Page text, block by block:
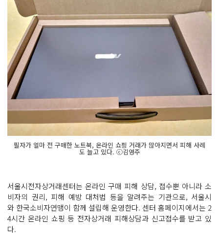
필자가 얼마 전 구매한 노트북, 온라인 쇼핑 거래가 많아지면서 피해 사례
도 늘고 있다. ⓒ김영주
서울시전자상거래센터는 온라인 구매 피해 상담, 접수뿐 아니라 소
비자의 권리, 피해 예방 대처법 등을 알려주는 기관으로, 서울시
와 한국소비자연맹이 함께 설립해 운영한다. 센터 홈페이지에서는 2
4시간 온라인 쇼핑 등 전자상거래 피해상담과 신고접수를 받고 있
다.